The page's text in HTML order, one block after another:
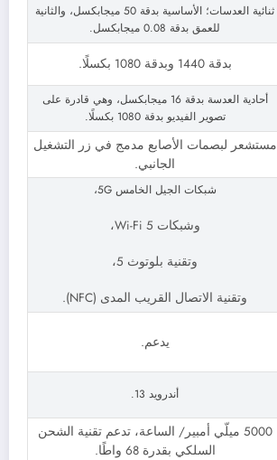
ثنائية العدسات؛ الأساسية بدقة 50 ميجابكسل، والثانية
للعمق بدقة 0.08 ميجابكسل.
بدقة 1440 وبدقة 1080 بكسلًا.
أحادية العدسة بدقة 16 ميجابكسل، وهي قادرة على
تصوير الفيديو بدقة 1080 بكسلًا.
مستشعر لبصمات الأصابع مدمج في زر التشغيل
الجانبي.
شبكات الجيل الخامس 5G،
وشبكات Wi-Fi 5،
وتقنية بلوتوث 5،
وتقنية الاتصال القريب المدى (NFC).
يدعم.
أندرويد 13.
5000 ميلّي أمبير/ الساعة، تدعم تقنية الشحن
السلكي بقدرة 68 واطًا.